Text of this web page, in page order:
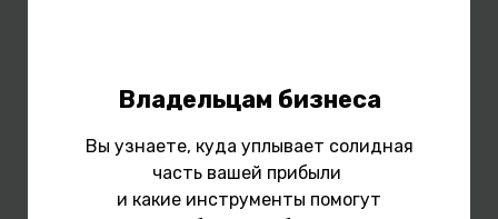
Владельцам бизнеса
Вы узнаете, куда уплывает солидная
часть вашей прибыли
и какие инструменты помогут